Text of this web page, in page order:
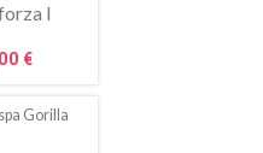
I
€
Gorilla